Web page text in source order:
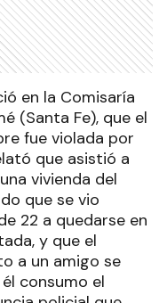
en la Comisaría
(Santa Fe), que el
fue violada por
que asistió a
vivienda del
que se vio
22 a quedarse en
y que el
a un amigo se
consumo el